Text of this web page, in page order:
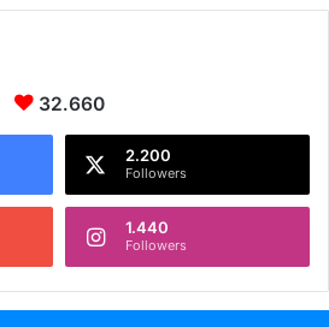
32.660
2.200
Followers
1.440
Followers